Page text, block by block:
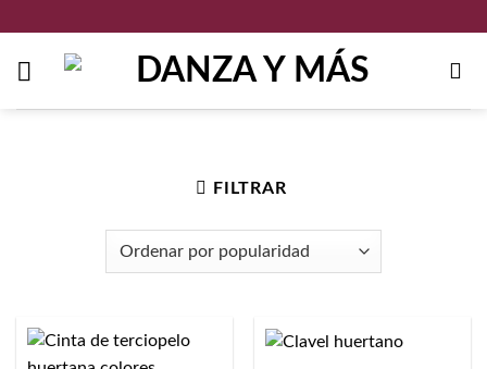
contenido
FILTRAR